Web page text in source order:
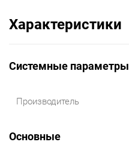
Характеристики
Системные параметры
Производитель
Основные